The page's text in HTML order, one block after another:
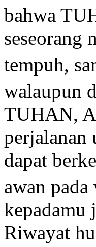
bahwa
seseorang
tempuh,
walaupun
TUHAN,
perjalanan
dapat
awan
kepadamu
Riwayat